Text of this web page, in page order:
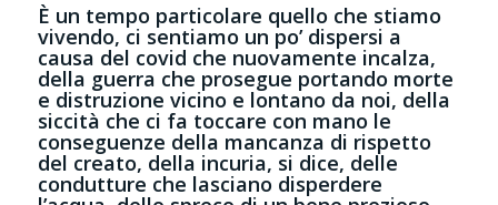
È un tempo particolare quello che stiamo
vivendo, ci sentiamo un po’ dispersi a
causa del covid che nuovamente incalza,
della guerra che prosegue portando morte
e distruzione vicino e lontano da noi, della
siccità che ci fa toccare con mano le
conseguenze della mancanza di rispetto
del creato, della incuria, si dice, delle
condutture che lasciano disperdere